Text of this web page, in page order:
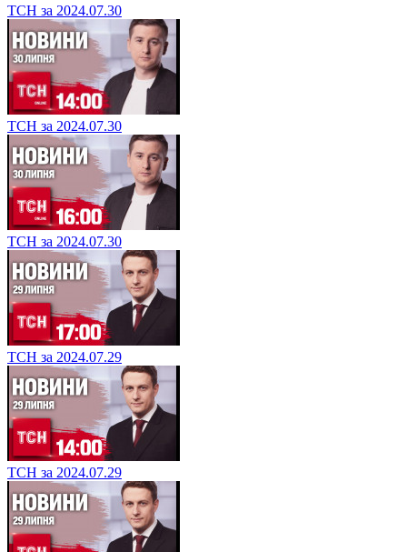
ТСН за 2024.07.30
ТСН за 2024.07.30
ТСН за 2024.07.30
ТСН за 2024.07.29
ТСН за 2024.07.29